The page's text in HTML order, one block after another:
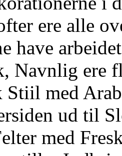
ere alle
have
Navnlig ere
Stiil med
ud til
med